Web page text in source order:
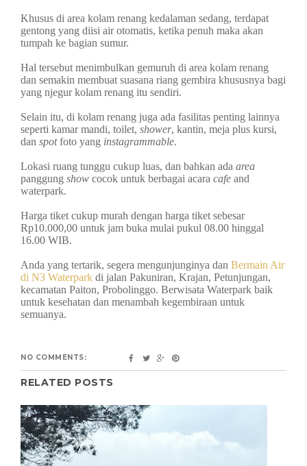
Khusus di area kolam renang kedalaman sedang, terdapat
gentong yang diisi air otomatis, ketika penuh maka akan
tumpah ke bagian sumur.
Hal tersebut menimbulkan gemuruh di area kolam renang
dan semakin membuat suasana riang gembira khususnya bagi
yang njegur kolam renang itu sendiri.
Selain itu, di kolam renang juga ada fasilitas penting lainnya
seperti kamar mandi, toilet, shower, kantin, meja plus kursi,
dan spotfoto yang instagrammable.
Lokasi ruang tunggu cukup luas, dan bahkan ada area
panggung show cocok untuk berbagai acara cafe and
waterpark.
Harga tiket cukup murah dengan harga tiket sebesar
Rp10.000,00 untuk jam buka mulai pukul 08.00 hinggal
16.00 WIB.
Anda yang tertarik, segera mengunjunginya dan Bermain Air
di N3 Waterpark di jalan Pakuniran, Krajan, Petunjungan,
kecamatan Paiton, Probolinggo. Berwisata Waterpark baik
untuk kesehatan dan menambah kegembiraan untuk
semuanya.
NO COMMENTS:
RELATED POSTS